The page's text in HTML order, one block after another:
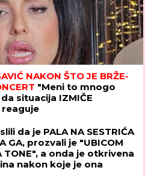
NAKON ŠTO JE BRŽE-
"Meni to mnogo
situacija IZMIČE
reaguje
da je PALA NA SESTRIĆA
GA, prozvali je "UBICOM
TONE", a onda je otkrivena
nakon koje je ona